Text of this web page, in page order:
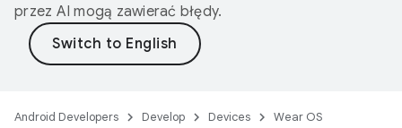
przez AI mogą zawierać błędy.
Android Developers Develop Devices Wear OS